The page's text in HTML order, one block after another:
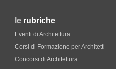
le rubriche
Eventi di Architettura
Corsi di Formazione per Architetti
Concorsi di Architettura